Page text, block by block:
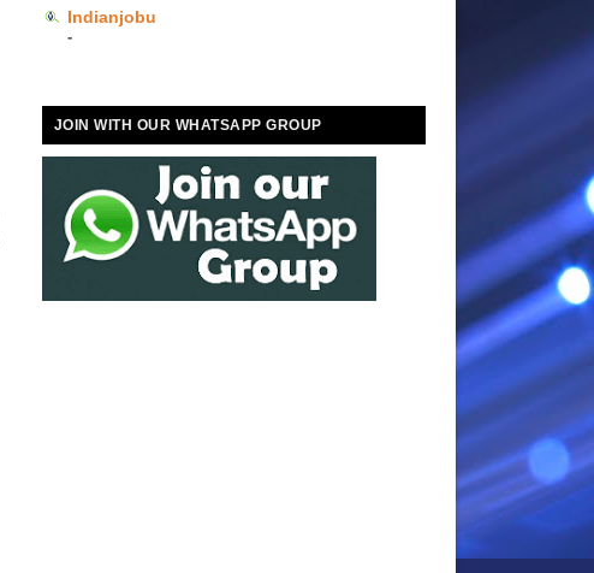
Indianjobu
-
JOIN WITH OUR WHATSAPP GROUP